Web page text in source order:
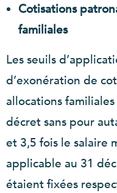
Cotisations
familiales
Les seuils
d’exonération de
allocations
décret sans pour
et 3,5 fois le salaire
applicable au 31
étaient fixées